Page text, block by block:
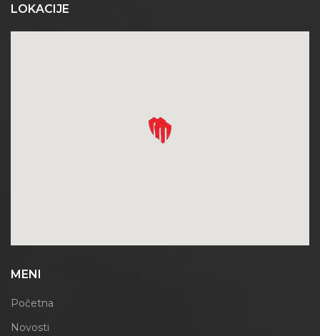
LOKACIJE
MENI
Početna
Novosti